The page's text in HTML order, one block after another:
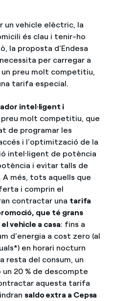
un vehicle elèctric, la
és clau i tenir-ho
la proposta d'Endesa
per carregar a
preu molt competitiu,
tarifa especial.
intel·ligent i
preu molt competitiu, que
de programar les
i l'optimització de la
intel·ligent de potència
i evitar talls de
més, tots aquells que
i comprin el
contractar una tarifa
que té grans
vehicle a casa: fins a
d'energia a cost zero (al
en horari nocturn
resta del consum, un
20 % de descompte
aquesta tarifa
saldo extra a Cepsa